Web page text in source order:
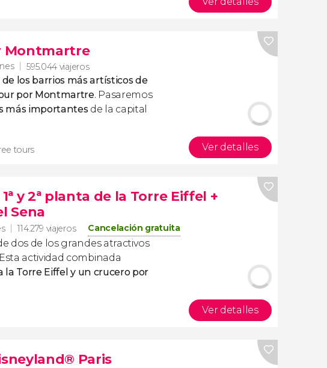
Montmartre
595.044 viajeros
los barrios más artísticos de
por Montmartre. Pasaremos
más importantes de la capital
tours Ver detalles
y 2ª planta de la Torre Eiffel +
Sena
114.279 viajeros Cancelación gratuita
dos de los grandes atractivos
actividad combinada
la Torre Eiffel y un crucero por
Ver detalles
Paris